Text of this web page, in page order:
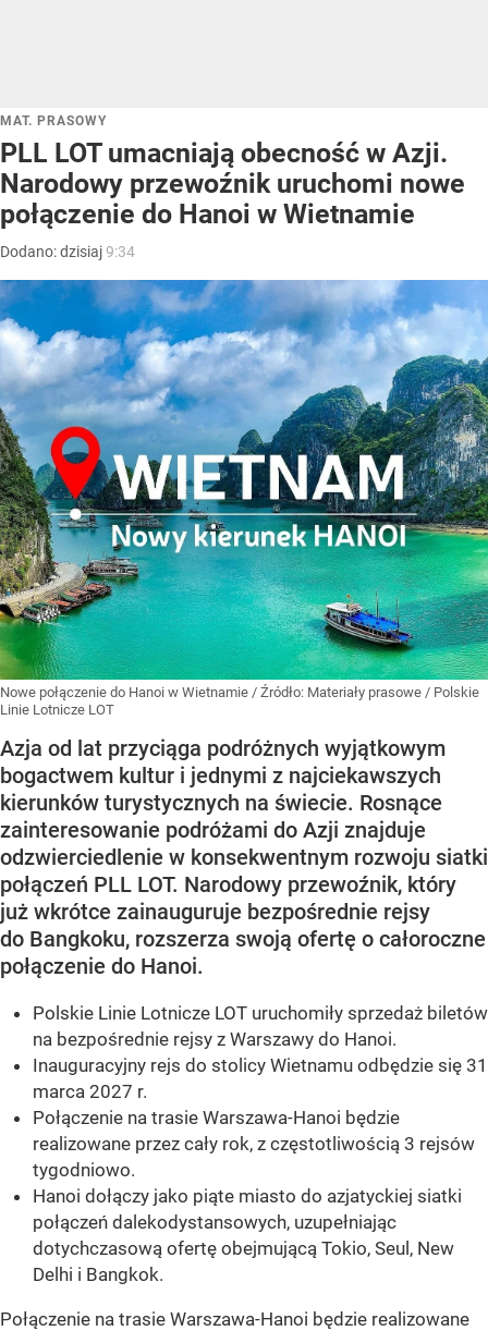
MAT. PRASOWY
PLL LOT umacniają obecność w Azji.
Narodowy przewoźnik uruchomi nowe
połączenie do Hanoi w Wietnamie
Dodano:dzisiaj9:34
Nowe połączenie do Hanoi w Wietnamie / Źródło: Materiały prasowe / Polskie
Linie Lotnicze LOT
Azja od lat przyciąga podróżnych wyjątkowym
bogactwem kultur i jednymi z najciekawszych
kierunków turystycznych na świecie. Rosnące
zainteresowanie podróżami do Azji znajduje
odzwierciedlenie w konsekwentnym rozwoju siatki
połączeń PLL LOT. Narodowy przewoźnik, który
już wkrótce zainauguruje bezpośrednie rejsy
do Bangkoku, rozszerza swoją ofertę o całoroczne
połączenie do Hanoi.
Polskie Linie Lotnicze LOT uruchomiły sprzedaż biletów
na bezpośrednie rejsy z Warszawy do Hanoi.
Inauguracyjny rejs do stolicy Wietnamu odbędzie się 31
marca 2027 r.
Połączenie na trasie Warszawa-Hanoi będzie
realizowane przez cały rok, z częstotliwością 3 rejsów
tygodniowo.
Hanoi dołączy jako piąte miasto do azjatyckiej siatki
połączeń dalekodystansowych, uzupełniając
dotychczasową ofertę obejmującą Tokio, Seul, New
Delhi i Bangkok.
Połączenie na trasie Warszawa-Hanoi będzie realizowane